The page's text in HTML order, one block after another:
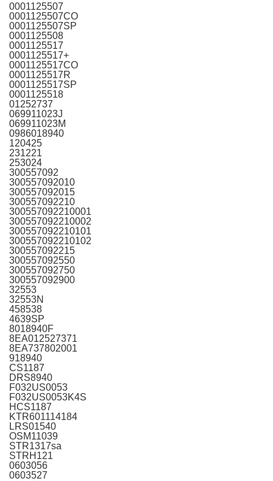
0001125507
0001125507CO
0001125507SP
0001125508
0001125517
0001125517+
0001125517CO
0001125517R
0001125517SP
0001125518
01252737
069911023J
069911023M
0986018940
120425
231221
253024
300557092
300557092010
300557092015
300557092210
300557092210001
300557092210002
300557092210101
300557092210102
300557092215
300557092550
300557092750
300557092900
32553
32553N
458538
4639SP
8018940F
8EA012527371
8EA737802001
918940
CS1187
DRS8940
F032US0053
F032US0053K4S
HCS1187
KTR601114184
LRS01540
OSM11039
STR1317sa
STRH121
0603056
0603527